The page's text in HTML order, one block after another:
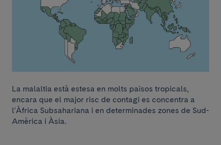
La malaltia està estesa en molts països tropicals,
encara que el major risc de contagi es concentra a
l'Àfrica Subsahariana i en determinades zones de Sud-
Amèrica i Àsia.